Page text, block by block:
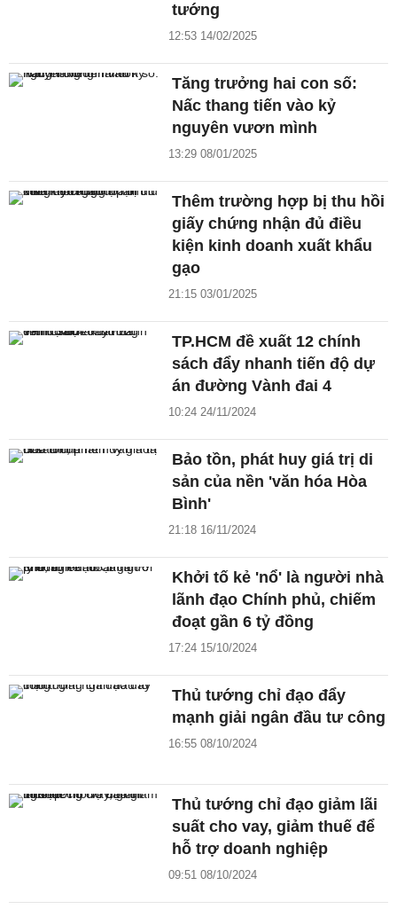
tướng
12:53 14/02/2025
Tăng trưởng hai con số:
Nấc thang tiến vào kỷ
nguyên vươn mình
13:29 08/01/2025
Thêm trường hợp bị thu hồi
giấy chứng nhận đủ điều
kiện kinh doanh xuất khẩu
gạo
21:15 03/01/2025
TP.HCM đề xuất 12 chính
sách đẩy nhanh tiến độ dự
án đường Vành đai 4
10:24 24/11/2024
Bảo tồn, phát huy giá trị di
sản của nền 'văn hóa Hòa
Bình'
21:18 16/11/2024
Khởi tố kẻ 'nổ' là người nhà
lãnh đạo Chính phủ, chiếm
đoạt gần 6 tỷ đồng
17:24 15/10/2024
Thủ tướng chỉ đạo đẩy
mạnh giải ngân đầu tư công
16:55 08/10/2024
Thủ tướng chỉ đạo giảm lãi
suất cho vay, giảm thuế để
hỗ trợ doanh nghiệp
09:51 08/10/2024